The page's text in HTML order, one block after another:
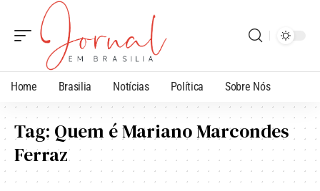
Home Brasilia Notícias Política Sobre Nós
Tag: Quem é Mariano Marcondes
Ferraz